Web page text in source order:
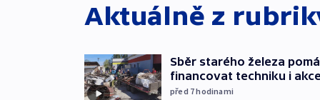
Aktuálně z
Sběr starého železa
financovat techniku i
před 7hodinami